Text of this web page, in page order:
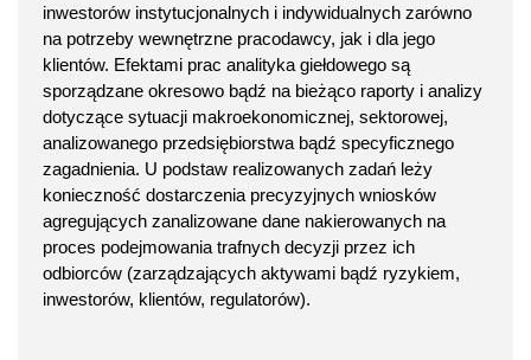
inwestorów instytucjonalnych i indywidualnych zarówno
na potrzeby wewnętrzne pracodawcy, jak i dla jego
klientów. Efektami prac analityka giełdowego są
sporządzane okresowo bądź na bieżąco raporty i analizy
dotyczące sytuacji makroekonomicznej, sektorowej,
analizowanego przedsiębiorstwa bądź specyficznego
zagadnienia. U podstaw realizowanych zadań leży
konieczność dostarczenia precyzyjnych wniosków
agregujących zanalizowane dane nakierowanych na
proces podejmowania trafnych decyzji przez ich
odbiorców (zarządzających aktywami bądź ryzykiem,
inwestorów, klientów, regulatorów).